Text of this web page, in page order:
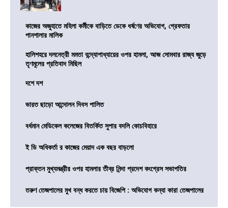
কাজের অজুহাতে মহিলা কর্মীকে বাড়িতে ডেকে ধর্ষণের অভিযোগ, গ্রেফতার
পানশালার মালিক
হালিশহরে দলনেত্রী মমতা বন্দ্যোপাধ্যায়ের ওপর হামলা, আজ সোমবার রাজ্য জুড়ে
তৃণমূলের প্রতিবাদ মিছিল
দশে দশ
ভারত ছাড়ো আন্দোলন দিবস পালিত
বর্ধমান মেডিকেল কলেজের বিতর্কিত সুপার বদলি কোচবিহারে
ই ডি অধিকর্তা র কাজের মেয়াদ এক বছর বাড়লো
প্রাক্তন মুখ্যমন্ত্রীর ওপর হামলার তীব্র নিন্দা প্রদেশ কংগ্রেস সভাপতির
তরুণ তেজপালের মুখ বন্ধ করতে চায় বিজেপি : অভিযোগ কন্যা কারা তেজপালের